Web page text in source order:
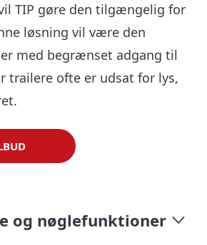
TIP gøre den tilgængelig for
løsning vil være den
med begrænset adgang til
trailere ofte er udsat for lys,
og nøglefunktioner